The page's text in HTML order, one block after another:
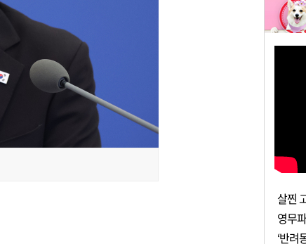
살찐
영무
‘반려